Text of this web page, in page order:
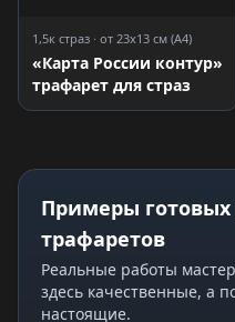
1,5к страз · от 23x13 см (A4)
«Карта России контур»
трафарет для страз
Примеры
трафаретов
Реальные работы
здесь качественные, а
настоящие.